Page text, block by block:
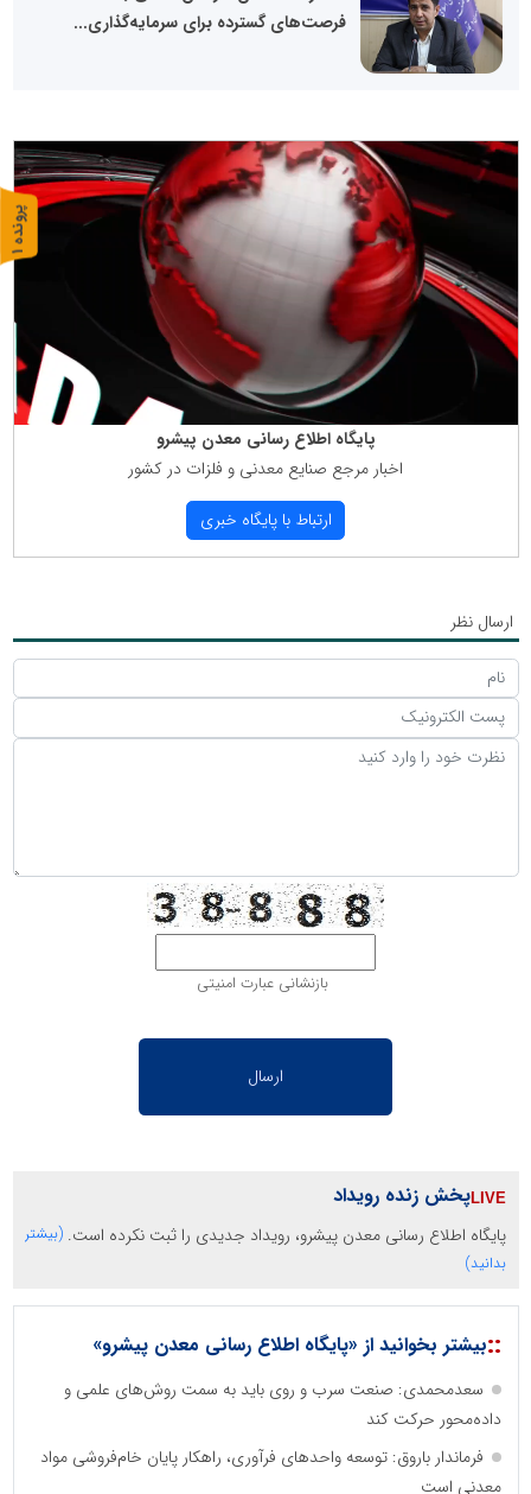
فرصت‌های گسترده برای سرمایه‌گذاری...
پایگاه اطلاع رسانی معدن پیشرو
اخبار مرجع صنایع معدنی و فلزات در كشور
ارتباط با پایگاه خبری
ارسال نظر
بازنشانی عبارت امنیتی
پخش زنده رویداد
پایگاه اطلاع رسانی معدن پیشرو، رویداد جدیدی را ثبت نکرده است. (بیشتر
بدانید)
::بیشتر بخوانید از «پایگاه اطلاع رسانی معدن پیشرو»
سعدمحمدی: صنعت سرب و روی باید به سمت روش‌های علمی و
داده‌محور حرکت کند
فرماندار باروق: توسعه واحدهای فرآوری، راهکار پایان خام‌فروشی مواد
معدنی است
پ
ر
و
ن
د
ه
1